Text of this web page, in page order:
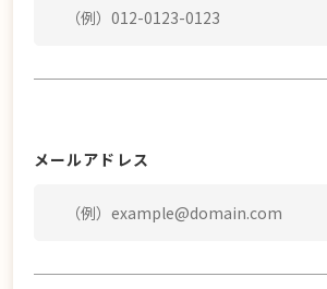
メールアドレス